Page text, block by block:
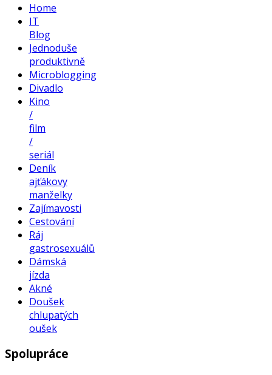
Home
IT
Blog
Jednoduše
produktivně
Microblogging
Divadlo
Kino
/
film
/
seriál
Deník
ajťákovy
manželky
Zajímavosti
Cestování
Ráj
gastrosexuálů
Dámská
jízda
Akné
Doušek
chlupatých
oušek
Spolupráce